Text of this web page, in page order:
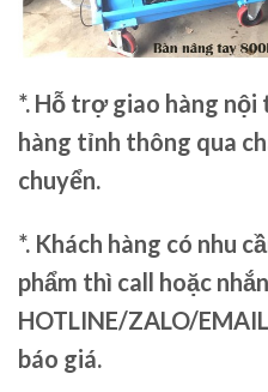
*. Hỗ trợ giao hàng nội
hàng tỉnh thông qua
chuyển.
*. Khách hàng có nhu
phẩm thì call hoặc
HOTLINE/ZALO/
báo giá.